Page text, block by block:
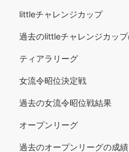
littleチャレンジカップ
過去のlittleチャレンジカッ
ティアラリーグ
女流令昭位決定戦
過去の女流令昭位戦結果
オープンリーグ
過去のオープンリーグの成績